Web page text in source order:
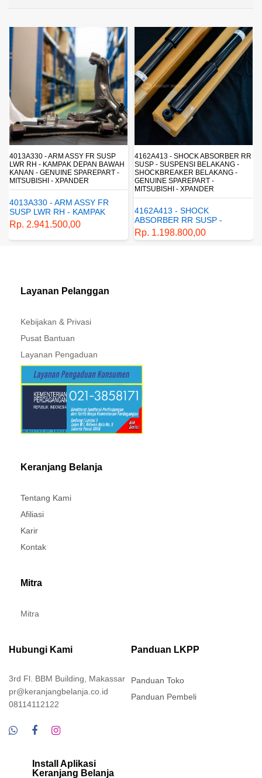
4013A330 - ARM ASSY FR SUSP
LWR RH - KAMPAK DEPAN BAWAH
KANAN - GENUINE SPAREPART -
MITSUBISHI - XPANDER
4013A330 - ARM ASSY FR
SUSP LWR RH - KAMPAK
DEPAN BAWAH KANAN -
GENUINE SPAREPART -
MITSUBISHI - XPANDER
Rp. 2.941.500,00
4162A413 - SHOCK ABSORBER RR
SUSP - SUSPENSI BELAKANG -
SHOCKBREAKER BELAKANG -
GENUINE SPAREPART -
MITSUBISHI - XPANDER
4162A413 - SHOCK
ABSORBER RR SUSP -
SUSPENSI BELAKANG -
SHOCKBREAKER BELAKANG
Rp. 1.198.800,00
Layanan Pelanggan
Kebijakan & Privasi
Pusat Bantuan
Layanan Pengaduan
Keranjang Belanja
Tentang Kami
Afiliasi
Karir
Kontak
Mitra
Mitra
Hubungi Kami
3rd Fl. BBM Building, Makassar
pr@keranjangbelanja.co.id
08114112122
Panduan LKPP
Panduan Toko
Panduan Pembeli
Install Aplikasi
Keranjang Belanja